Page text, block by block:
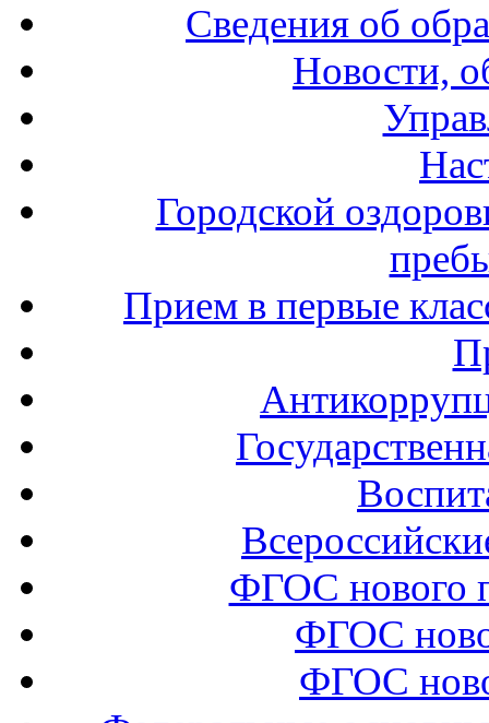
Сведения об
Новости,
Городской
Прием в первые
ФГОС нового
ФГОС
ФГОС